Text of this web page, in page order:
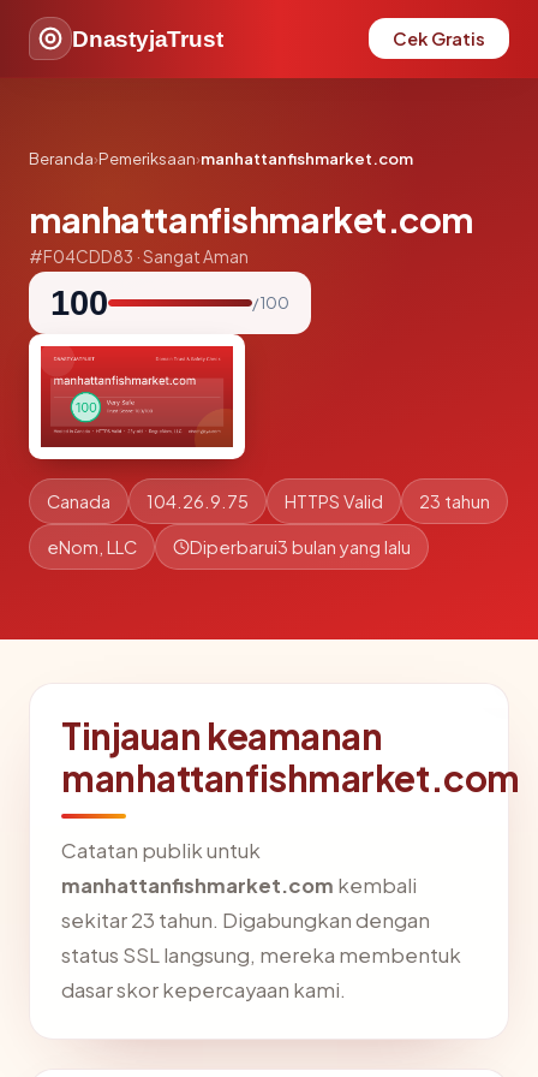
DnastyjaTrust Cek Gratis
Beranda›Pemeriksaan›manhattanfishmarket.com
manhattanfishmarket.com
#F04CDD83 · Sangat Aman
100 / 100
Canada 104.26.9.75 HTTPS Valid 23 tahun
eNom, LLC Diperbarui3 bulan yang lalu
Tinjauan keamanan
manhattanfishmarket.com
Catatan publik untuk
manhattanfishmarket.com kembali
sekitar 23 tahun. Digabungkan dengan
status SSL langsung, mereka membentuk
dasar skor kepercayaan kami.